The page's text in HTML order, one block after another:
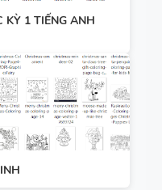
1 TIẾNG ANH